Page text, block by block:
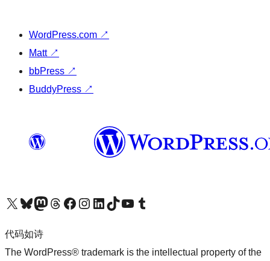
WordPress.com ↗
Matt ↗
bbPress ↗
BuddyPress ↗
关注我们的 X（原 Twitter）账号访问我们的 Bluesky 账号关注我们的 Mastodon 账号访问我们的 Threads 账号 访问我们的 Facebook 公共主页关注我们的 Instagram 账号 关注我们的 LinkedIn 主页访问我们的 TikTok 账号访问我们的 YouTube 频道 访问我们的 Tumblr 账号
代码如诗
The WordPress® trademark is the intellectual property of the